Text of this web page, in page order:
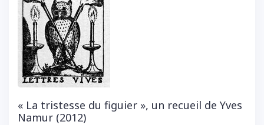
« La tristesse du figuier », un recueil de Yves
Namur (2012)